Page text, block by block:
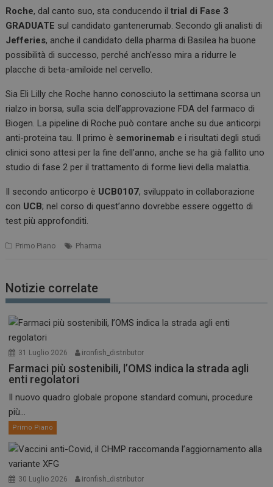
Roche, dal canto suo, sta conducendo iltrial di Fase 3
GRADUATE sul candidato gantenerumab. Secondo gli analisti di
Jefferies, anche il candidato della pharma di Basilea ha buone
possibilità di successo, perché anch’esso mira a ridurre le
placche di beta-amiloide nel cervello.
Sia Eli Lilly che Roche hanno conosciuto la settimana scorsa un
rialzo in borsa, sulla scia dell’approvazione FDA del farmaco di
Biogen. La pipeline di Roche può contare anche su due anticorpi
anti-proteina tau. Il primo è semorinemab e i risultati degli studi
clinici sono attesi per la fine dell’anno, anche se ha già fallito uno
studio di fase 2 per il trattamento di forme lievi della malattia.
Il secondo anticorpo è UCB0107, sviluppato in collaborazione
con UCB; nel corso di quest’anno dovrebbe essere oggetto di
test più approfonditi.
Primo Piano Pharma
Notizie correlate
31 Luglio 2026 ironfish_distributor
Farmaci più sostenibili, l’OMS indica la strada agli
enti regolatori
Il nuovo quadro globale propone standard comuni, procedure
più...
Primo Piano
30 Luglio 2026 ironfish_distributor